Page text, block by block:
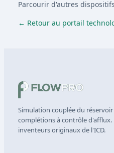
Parcourir d'autres
← Retour au portail
Simulation couplée du
complétions à contrôle d'afflux.
inventeurs originaux de l'ICD.